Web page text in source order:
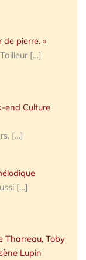
de pierre. »
[…]
end Culture
[…]
[…]
Tharreau, Toby
Lupin